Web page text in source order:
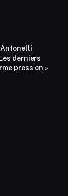
Antonelli
derniers
pression »